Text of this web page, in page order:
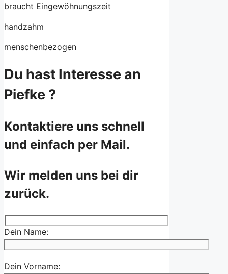
braucht Eingewöhnungszeit
handzahm
menschenbezogen
Du hast Interesse an
Piefke ?
Kontaktiere uns schnell
und einfach per Mail.
Wir melden uns bei dir
zurück.
Dein Name:
Dein Vorname: